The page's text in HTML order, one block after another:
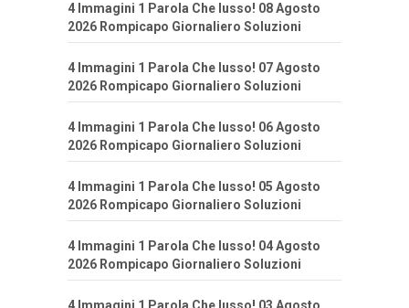
4 Immagini 1 Parola Che lusso! 08 Agosto
2026 Rompicapo Giornaliero Soluzioni
4 Immagini 1 Parola Che lusso! 07 Agosto
2026 Rompicapo Giornaliero Soluzioni
4 Immagini 1 Parola Che lusso! 06 Agosto
2026 Rompicapo Giornaliero Soluzioni
4 Immagini 1 Parola Che lusso! 05 Agosto
2026 Rompicapo Giornaliero Soluzioni
4 Immagini 1 Parola Che lusso! 04 Agosto
2026 Rompicapo Giornaliero Soluzioni